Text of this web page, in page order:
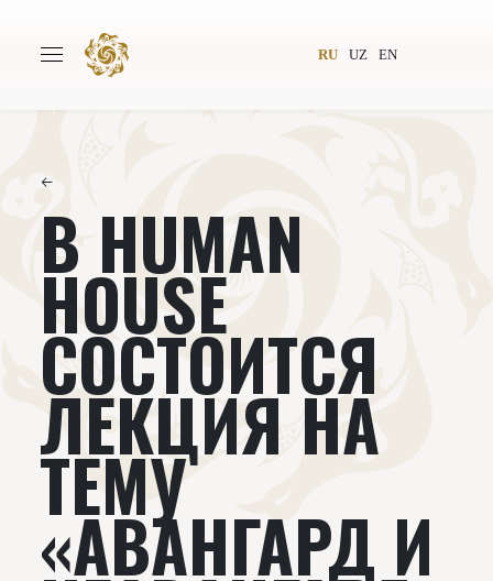
RU UZ EN
Авторы Всемирное общество
Издательство
Проекты Подкасты
Книги Видеолекторий
←
В HUMAN
HOUSE
СОСТОИТСЯ
ЛЕКЦИЯ НА
ТЕМУ
«АВАНГАРД И